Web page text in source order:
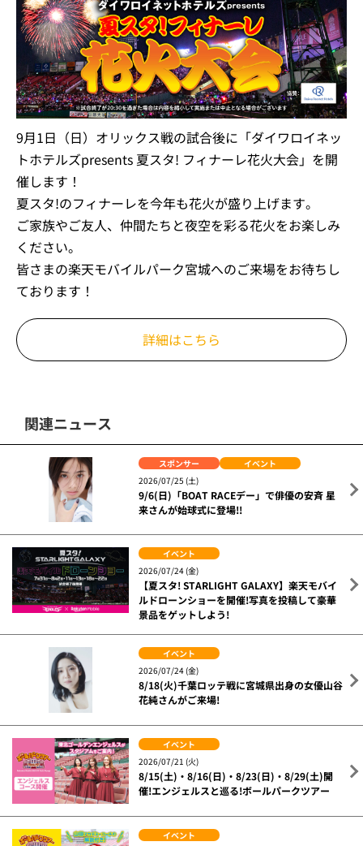
9月1日（日）オリックス戦の試合後に「ダイワロイネッ
トホテルズpresents 夏スタ! フィナーレ花火大会」を開
催します！
夏スタ!のフィナーレを今年も花火が盛り上げます。
ご家族やご友人、仲間たちと夜空を彩る花火をお楽しみ
ください。
皆さまの楽天モバイルパーク宮城へのご来場をお待ちし
ております！
詳細はこちら
関連ニュース
スポンサー
イベント
2026/07/25 (土)
9/6(日)「BOAT RACEデー」で俳優の安斉 星
来さんが始球式に登場!!
イベント
2026/07/24 (金)
【夏スタ! STARLIGHT GALAXY】楽天モバイ
ルドローンショーを開催!写真を投稿して豪華
景品をゲットしよう!
イベント
2026/07/24 (金)
8/18(火)千葉ロッテ戦に宮城県出身の女優山谷
花純さんがご来場!
イベント
2026/07/21 (火)
8/15(土)・8/16(日)・8/23(日)・8/29(土)開
催!エンジェルスと巡る!ボールパークツアー
イベント